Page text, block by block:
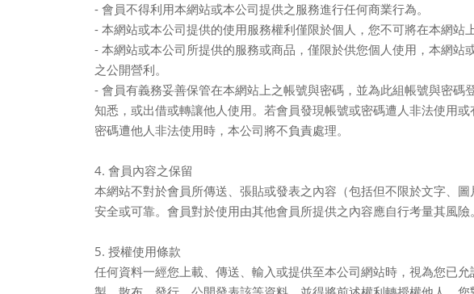
- 會員不得利用本網站或本公司提供之服務進行任何商業行為。
- 本網站或本公司提供的使用服務權利僅限於個人，您不可將在本網站
- 本網站或本公司所提供的服務或商品，僅限於供您個人使用，本網
之公開營利。
- 會員有義務妥善保管在本網站上之帳號與密碼，並為此組帳號與密
知悉，或出借或轉讓他人使用。若會員發現帳號或密碼遭人非法使用
密碼遭他人非法使用時，本公司將不負責處理。
4. 會員內容之保留
本網站不對於會員所傳送、張貼或發表之內容（包括但不限於文字、
安全或可靠。會員對於使用由其他會員所提供之內容應自行考量其風險。
5. 授權使用條款
任何資料一經您上載、傳送、輸入或提供至本公司網站時，視為您已